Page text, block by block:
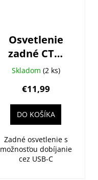
Osvetlenie
zadné CTM
Straze, 20lm,
Skladom (2 ks)
€11,99
DO KOŠÍKA
Zadné osvetlenie s
možnosťou dobíjanie
cez USB-C